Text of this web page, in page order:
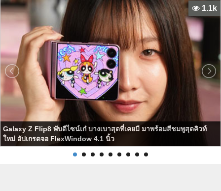
Galaxy Z Flip8 พับดีไซน์เก๋ บางเบาสุดที่เคยมี มาพร้อมสีชมพูสุดคิวท์
ใหม่ อัปเกรดจอ FlexWindow 4.1 นิ้ว
1.1k